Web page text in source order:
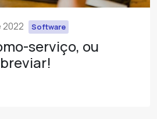
2022 Software
serviço, ou